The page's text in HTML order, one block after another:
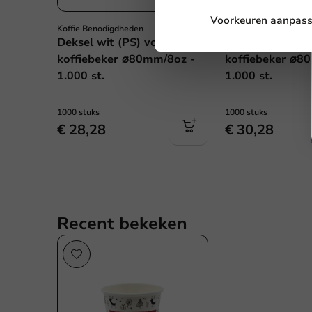
Koffie Benodigdheden
Deksel wit (PS) voor
koffiebeker ⌀80mm/8oz -
1.000 st.
1000 stuks
€ 28,28
Koffie Benodigdheden
koffiebeker
1.000 st.
1000 stuks
€ 30,28
Recent bekeken
Voorkeuren